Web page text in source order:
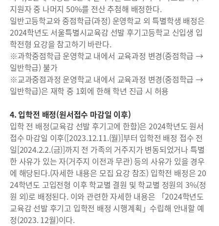
지원자 중 나머지 50%를 전산 추첨해 배정한다.
일반고등학교와 중점학급(과정) 운영학교 외 특별학생 배정은
2024학년도 서울특별시교육감 선발 후기고등학교 신입생 입
학전형 요강을 참고하기 바란다.
※과학중점학급 운영학교 내에서 교육과정 변경(중점학급 →
일반학급) 불가
※교과중점과정 운영학교 내에서 교육과정 변경(중점학급 →
일반학급)은 재학 중 1회에 한해 학년 진급 시 허용
4. 입학전 배정(원서접수 마감일 이후)
입학 전 배정(교육감 선발 후기고에 한함)은 2024학년도 원서
접수 마감일 이후([2023.12.11.(월)]부터 입학전 배정 접수 전
일[2024.2.2.(금)]까지 전 가족의 거주지가 변동되었거나 특별
한 사유가 있는 자(거주지 이전과 무관) 등의 사유가 있을 경우
에 해당된다.(자세한 내용은 모집 요강 참조) 입학전 배정은 20
24학년도 고입전형 이후 학교별 결원 및 학교별 정원의 3%(정
원 외)로 배정된다. 이와 관련한 자세한 내용은 「2024학년도
교육감 선발 후기고 입학전 배정 시행계획」수립해 안내할 예
정(2023. 12월)이다.